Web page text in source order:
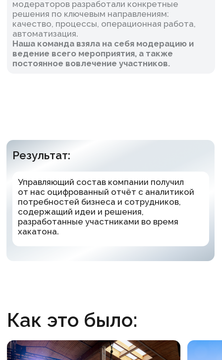
Сделайте команду
сильнее
Заполните форму, мы свяжемся с вами
и ответим на все вопросы